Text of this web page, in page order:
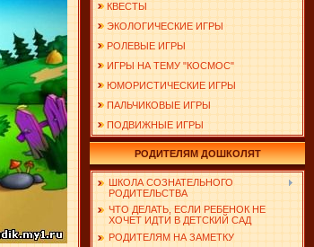
КВЕСТЫ
ЭКОЛОГИЧЕСКИЕ ИГРЫ
РОЛЕВЫЕ ИГРЫ
ИГРЫ НА ТЕМУ "КОСМОС"
ЮМОРИСТИЧЕСКИЕ ИГРЫ
ПАЛЬЧИКОВЫЕ ИГРЫ
ПОДВИЖНЫЕ ИГРЫ
РОДИТЕЛЯМ ДОШКОЛЯТ
ШКОЛА СОЗНАТЕЛЬНОГО
РОДИТЕЛЬСТВА
ЧТО ДЕЛАТЬ, ЕСЛИ РЕБЕНОК НЕ
ХОЧЕТ ИДТИ В ДЕТСКИЙ САД
РОДИТЕЛЯМ НА ЗАМЕТКУ